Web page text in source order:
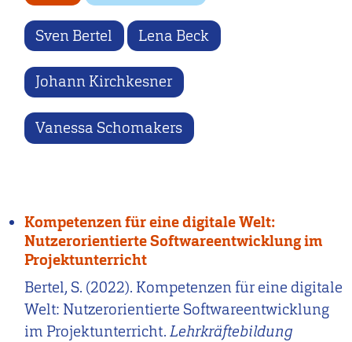
Sven Bertel Lena Beck
Johann Kirchkesner
Vanessa Schomakers
Kompetenzen für eine digitale Welt:
Nutzerorientierte Softwareentwicklung im
Projektunterricht
Bertel, S. (2022). Kompetenzen für eine digitale
Welt: Nutzerorientierte Softwareentwicklung
im Projektunterricht.Lehrkräftebildung